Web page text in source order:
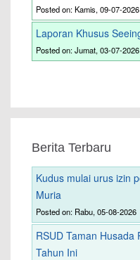
Posted on: Kamis, 09-07-2026
Laporan Khusus
Posted on: Jumat, 03-07-2026
Berita Terbaru
Kudus mulai urus izin
Muria
Posted on: Rabu, 05-08-2026
RSUD Taman Husada
Tahun Ini